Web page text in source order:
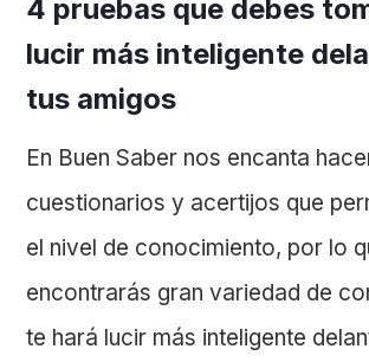
4 pruebas que debes
lucir más inteligente
tus amigos
En Buen Saber nos encanta
cuestionarios y acertijos que
el nivel de conocimiento, por lo
encontrarás gran variedad de
te hará lucir más inteligente